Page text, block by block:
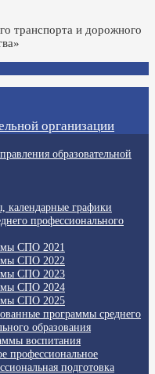
транспорта и дорожного
организации
образовательной
календарные графики
профессионального
СПО 2021
СПО 2022
СПО 2023
СПО 2024
СПО 2025
программы среднего
образования
воспитания
профессиональное
подготовка